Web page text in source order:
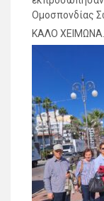
Ομοσπονδίας
ΚΑΛΟ ΧΕΙΜΩΝΑ.